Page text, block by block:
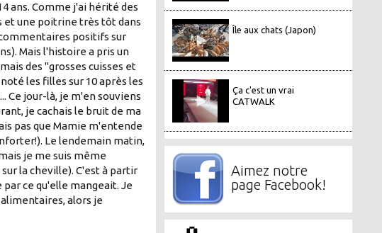
ans. Comme j'ai hérité des
et une poitrine très tôt dans
positifs sur
Mais l'histoire a pris un
des "grosses cuisses et
les filles sur 10 après les
Ce jour-là, je m'en souviens
je cachais le bruit de ma
pas que Mamie m'entende
Le lendemain matin,
je me suis même
la cheville). C'est à partir
ce qu'elle mangeait. Je
alors je
Île aux chats (Japon)
Ça c'est un vrai
CATWALK
Aimez notre
page Facebook!